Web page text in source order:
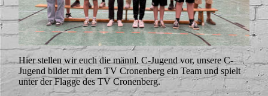
Hier stellen wir euch die männl. C-Jugend vor, unsere C-
Jugend bildet mit dem TV Cronenberg ein Team und spielt
unter der Flagge des TV Cronenberg.